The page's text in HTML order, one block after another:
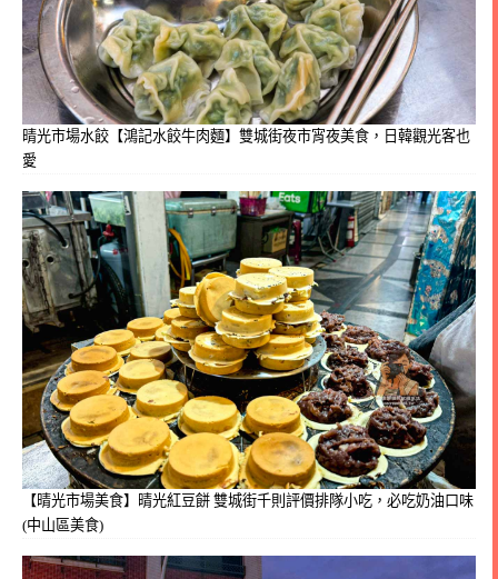
晴光市場水餃【鴻記水餃牛肉麵】雙城街夜市宵夜美食，日韓觀光客也
愛
【晴光市場美食】晴光紅豆餅 雙城街千則評價排隊小吃，必吃奶油口味
(中山區美食)